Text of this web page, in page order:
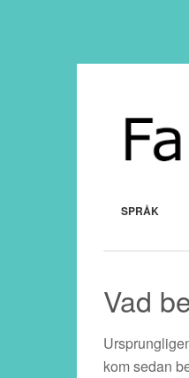
SPRÅK
Vad
kom sedan